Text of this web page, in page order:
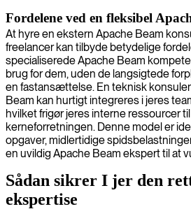
Fordelene ved en fleksibel
At hyre en ekstern Apache Beam
freelancer kan tilbyde betydelige
specialiserede Apache Beam
brug for dem, uden de langsigtede
en fastansættelse. En teknisk
Beam kan hurtigt integreres i jeres
hvilket frigør jeres interne ressourcer
kerneforretningen. Denne model er
opgaver, midlertidige
en uvildig Apache Beam ekspert til at
Sådan sikrer I jer den
ekspertise